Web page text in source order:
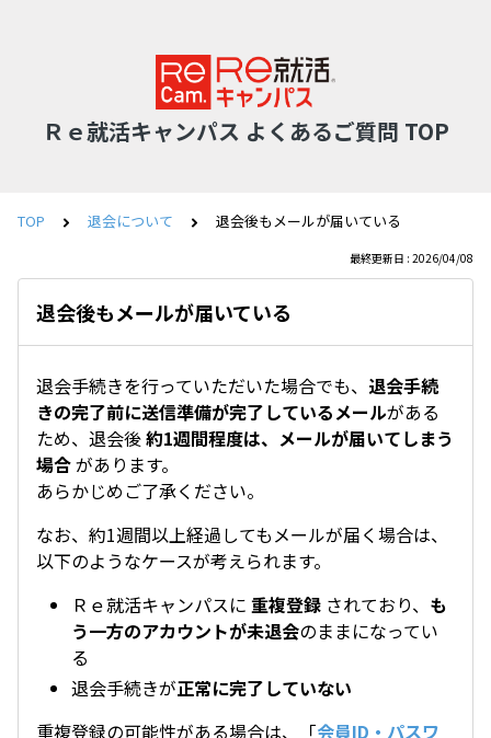
Ｒｅ就活キャンパス よくあるご質問 TOP
TOP 退会について 退会後もメールが届いている
最終更新日 : 2026/04/08
退会後もメールが届いている
退会手続きを行っていただいた場合でも、 退会手続
きの完了前に送信準備が完了しているメールがある
ため、退会後約1週間程度は、メールが届いてしまう
場合があります。
あらかじめご了承ください。
なお、約1週間以上経過してもメールが届く場合は、
以下のようなケースが考えられます。
Ｒｅ就活キャンパスに 重複登録 されており、 も
う一方のアカウントが未退会のままになってい
る
退会手続きが正常に完了していない
重複登録の可能性がある場合は、「会員ID・パスワ